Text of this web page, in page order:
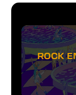
ROCK